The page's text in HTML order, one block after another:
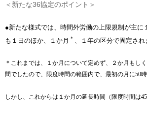
＜新たな36協定のポイント＞
●新たな様式では、時間外労働の上限規制が主
も１日のほか、１か月 ＊ 、１年の区分で固定され
＊これまでは、１か月について定めず、２か月もし
間でしたので、限度時間の範囲内で、最初の月に50
しかし、これからは１か月の延長時間（限度時間は45